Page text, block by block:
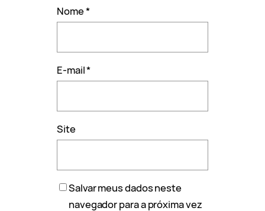
Nome*
E-mail*
Site
Salvar meus dados neste
navegador para a próxima vez